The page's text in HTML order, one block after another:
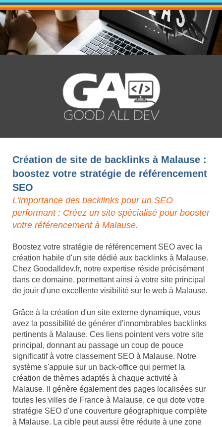
Création de site de backlinks à Malause :
boostez votre stratégie de référencement
SEO
L'importance des backlinks pour un SEO
performant : Créez un site spécialisé pour booster
votre référencement à Malause.
Boostez votre stratégie de référencement SEO avec la
création habile d'un site dédié aux backlinks à Malause.
Chez Goodalldev.fr, notre expertise réside précisément
dans ce domaine, permettant ainsi à votre site principal
de jouir d'une excellente visibilité sur le web à Malause.
Grâce à la création d'un site externe dynamique, vous
avez la possibilité de générer d'innombrables backlinks
pertinents à Malause. Ces liens pointent vers votre site
principal, donnant au passage un coup de pouce
significatif à votre classement SEO à Malause. Notre
système s'appuie sur un back-office qui permet la
création de thèmes adaptés à chaque activité à
Malause. Il génère également des pages localisées sur
toutes les villes de France à Malause, ce qui dote votre
stratégie SEO d'une couverture géographique complète
à Malause. La cible peut aussi être réduite à une zone